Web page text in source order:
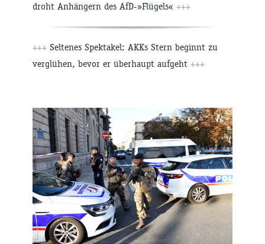
droht Anhängern des AfD-»Flügels« +++
+++ Seltenes Spektakel: AKKs Stern beginnt zu
verglühen, bevor er überhaupt aufgeht +++